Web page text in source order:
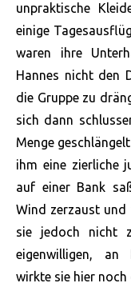
unpraktische
einige
waren ihre
Hannes nicht den
die Gruppe zu
sich dann
Menge
ihm eine zierliche
auf einer Bank
Wind zerzaust und
sie jedoch nicht
eigenwilligen, an
wirkte sie hier